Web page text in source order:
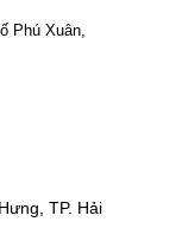
Phú Xuân,
TP. Hải